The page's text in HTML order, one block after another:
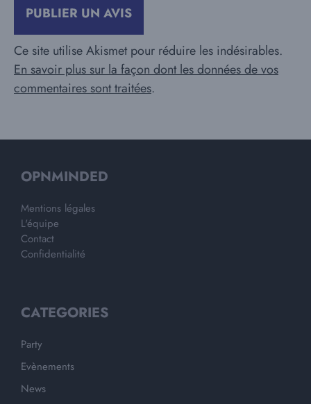
Ce site utilise Akismet pour réduire les indésirables.
En savoir plus sur la façon dont les données de vos
commentaires sont traitées.
OPNMINDED
Mentions légales
L'équipe
Contact
Confidentialité
CATEGORIES
Party
Evènements
News